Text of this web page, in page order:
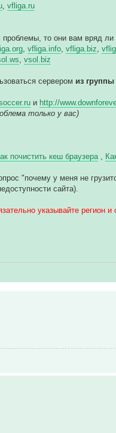
,vfliga.ru
то они вам вряд ли
,vfliga.info ,vfliga.biz ,
,vsol.biz
сервером из
и http://
только у вас)
почистить кеш браузера
"почему у меня не
сайта).
указывайте регион и